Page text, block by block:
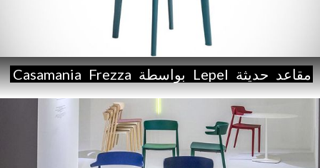
مقاعد حديثة Lepel بواسطة Casamania Frezza